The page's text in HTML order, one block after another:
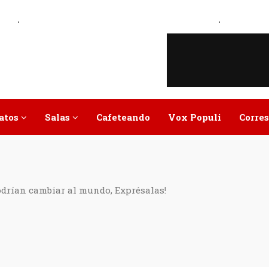
. .
Salas Cafeteando Vox Populi
cambiar al mundo, Exprésalas!